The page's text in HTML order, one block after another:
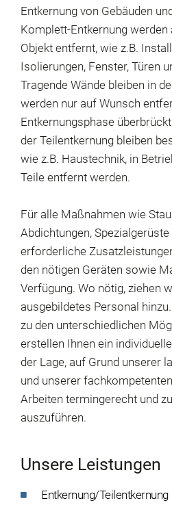
Entkernung von Gebäuden
Komplett-Entkernung werden
Objekt entfernt, wie z.B.
Isolierungen, Fenster, Türen
Tragende Wände bleiben in
werden nur auf Wunsch
Entkernungsphase
der Teilentkernung bleiben
wie z.B. Haustechnik, in
Teile entfernt werden.
Für alle Maßnahmen wie
Abdichtungen,
erforderliche
den nötigen Geräten sowie
Verfügung. Wo nötig, ziehen
ausgebildetes Personal
zu den unterschiedlichen
erstellen Ihnen ein
der Lage, auf Grund unserer
und unserer
Arbeiten termingerecht und
auszuführen.
Unsere Leistungen
Entkernung/Teilentkernung